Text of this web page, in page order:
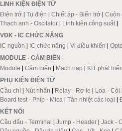
LINH KIỆN ĐIỆN TỬ
Điện trở | Tụ điện | Chiết áp - Biến trở | Cuộn
Thạch anh - Oscilator | Linh kiện công suất |
VĐK - IC CHỨC NĂNG
IC nguồn | IC chức năng | Vi điều khiển |
MODULE - CẢM BIẾN
Module | Cảm biến | Mạch nạp | KIT phát triển
PHỤ KIỆN ĐIỆN TỬ
Cầu chì | Nút nhấn | Relay - Rơ le | Loa - Còi
Board test - Phíp - Mica | Tản nhiệt các loại |
KẾT NỐI
Cầu đấu - Terminal | Jump - Header | Jack -